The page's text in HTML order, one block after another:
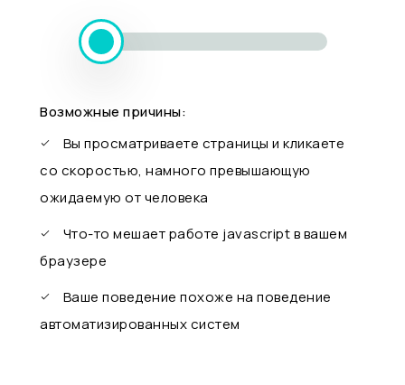
Возможные причины:
Вы просматриваете страницы и кликаете
со скоростью, намного превышающую
ожидаемую от человека
Что-то мешает работе javascript в вашем
браузере
Ваше поведение похоже на поведение
автоматизированных систем